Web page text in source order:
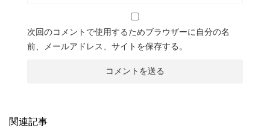
次回のコメントで使用するためブラウザーに自分の名
前、メールアドレス、サイトを保存する。
関連記事